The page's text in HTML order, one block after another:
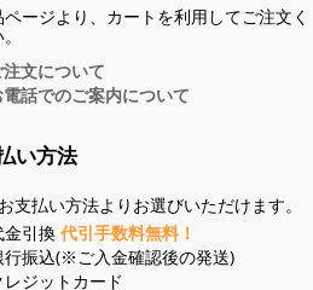
ージより、カートを利用してご注文く
注文について
電話でのご案内について
い方法
支払い方法よりお選びいただけます。
金引換 代引手数料無料！
行振込(※ご入金確認後の発送)
レジットカード